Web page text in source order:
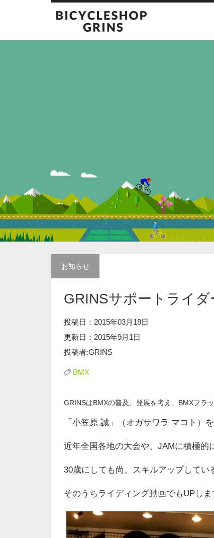
お知らせ
GRINSサポートライダ
投稿日：2015年03月18日
更新日：2015年9月1日
投稿者:GRINS
BMX
GRINSはBMXの普及、発展を考え、BMXフラ
「小笠原 誠」（オガサワラ マコト）
近年全国各地の大会や、JAMに積極的
30歳にしても尚、スキルアップしてい
そのうちライディング動画でもUPしま